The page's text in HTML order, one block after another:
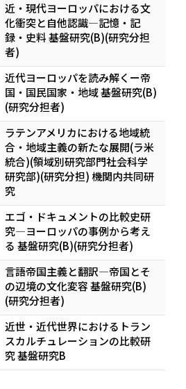
近・現代ヨーロッパにおける文
化衝突と自他認識―記憶・記
録・史料 基盤研究(B)(研究分担
者)
近代ヨーロッパを読み解くー帝
国・国民国家・地域 基盤研究(B)
(研究分担者)
ラテンアメリカにおける地域統
合・地域主義の新たな展開(ラ米
統合)(領域別研究部門社会科学
研究部)(研究分担) 機関内共同研
究
エゴ・ドキュメントの比較史研
究―ヨーロッパの事例から考え
る 基盤研究(B)(研究分担者)
言語帝国主義と翻訳―帝国とそ
の辺境の文化変容 基盤研究(B)
(研究分担者)
近世・近代世界におけるトラン
スカルチュレーションの比較研
究 基盤研究B